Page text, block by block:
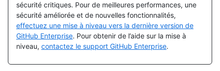
sécurité critiques. Pour de meilleures performances, une
sécurité améliorée et de nouvelles fonctionnalités,
effectuez une mise à niveau vers la dernière version de
GitHub Enterprise. Pour obtenir de l’aide sur la mise à
niveau, contactez le support GitHub Enterprise.